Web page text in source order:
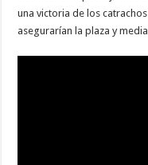
una victoria de los
asegurarían la plaza y